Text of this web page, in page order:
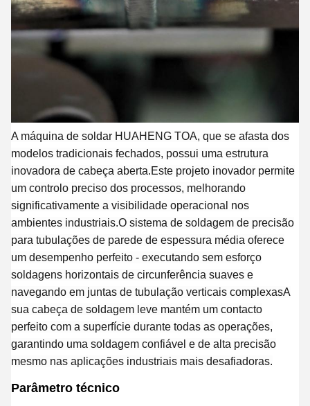
A máquina de soldar HUAHENG TOA, que se afasta dos
modelos tradicionais fechados, possui uma estrutura
inovadora de cabeça aberta.Este projeto inovador permite
um controlo preciso dos processos, melhorando
significativamente a visibilidade operacional nos
ambientes industriais.O sistema de soldagem de precisão
para tubulações de parede de espessura média oferece
um desempenho perfeito - executando sem esforço
soldagens horizontais de circunferência suaves e
navegando em juntas de tubulação verticais complexasA
sua cabeça de soldagem leve mantém um contacto
perfeito com a superfície durante todas as operações,
garantindo uma soldagem confiável e de alta precisão
mesmo nas aplicações industriais mais desafiadoras.
Parâmetro técnico